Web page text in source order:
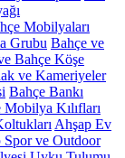
Mobilyaları
Grubu Bahçe ve
Bahçe Köşe
ve Kameriyeler
Bahçe Bankı
Mobilya Kılıfları
Ahşap Ev
Spor ve Outdoor